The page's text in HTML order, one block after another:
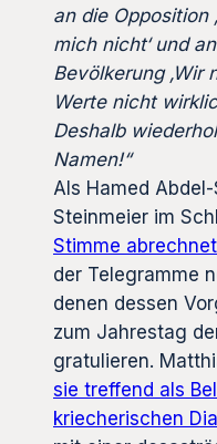
an die Opposition
mich nicht‘ und
Bevölkerung ‚Wir
Werte nicht
Deshalb
Namen!“
Als Hamed
Steinmeier im
Stimme
der Telegramme
denen dessen
zum Jahrestag
gratulieren.
sie treffend als
kriecherischen